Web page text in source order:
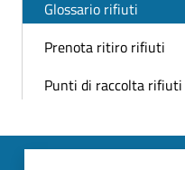
Glossario rifiuti
Prenota ritiro rifiuti
Punti di raccolta rifiuti